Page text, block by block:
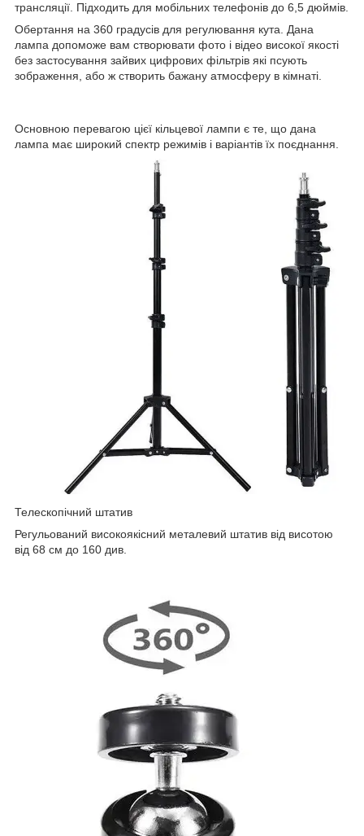
трансляції. Підходить для мобільних телефонів до 6,5 дюймів.
Обертання на 360 градусів для регулювання кута. Дана
лампа допоможе вам створювати фото і відео високої якості
без застосування зайвих цифрових фільтрів які псують
зображення, або ж створить бажану атмосферу в кімнаті.
Основною перевагою цієї кільцевої лампи є те, що дана
лампа має широкий спектр режимів і варіантів їх поєднання.
Телескопічний штатив
Регульований високоякісний металевий штатив від висотою
від 68 см до 160 див.